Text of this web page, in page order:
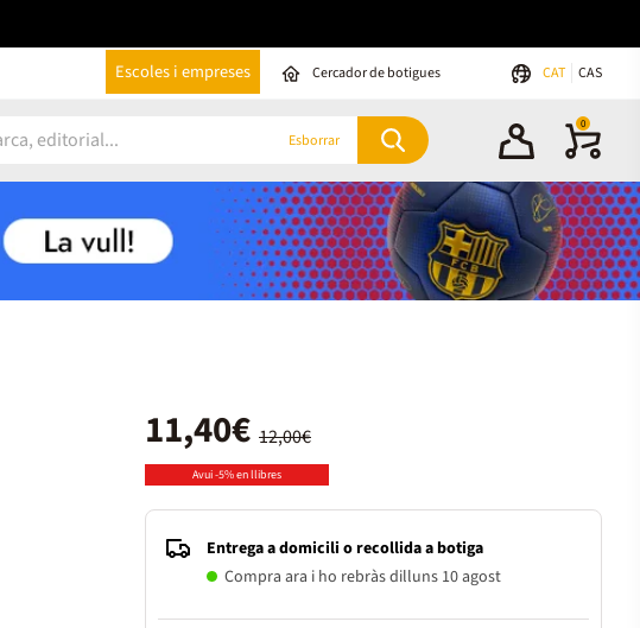
Escoles i empreses Cercador de botigues CAT CAS
Esborrar
0
12,00€
11,40€
Avui -5% en llibres
Entrega a domicili o recollida a botiga
Compra ara i ho rebràs dilluns 10 agost